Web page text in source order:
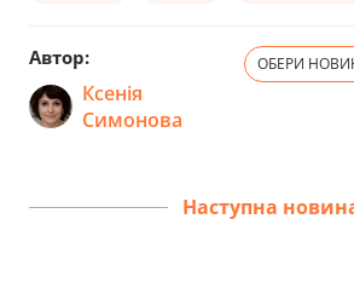
Автор:
Ксенія
Симонова
ОБЕРИ
Наступна